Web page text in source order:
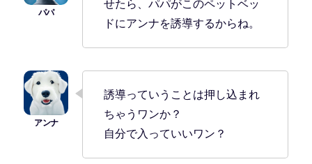
せたら、パパがこのペットベッ
ドにアンナを誘導するからね。
誘導っていうことは押し込まれ
ちゃうワンか？
自分で入っていいワン？